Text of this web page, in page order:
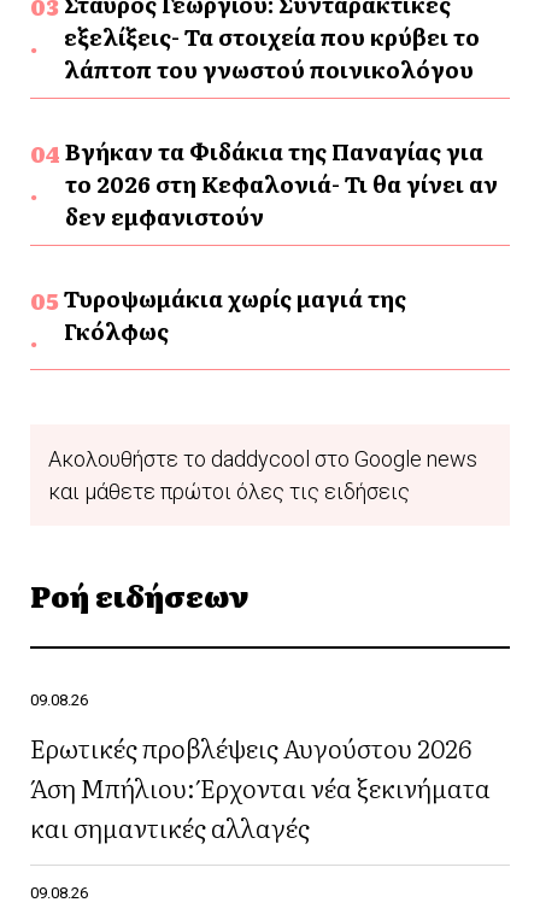
εξελίξεις- Τα στοιχεία που κρύβει το
λάπτοπ του γνωστού ποινικολόγου
Βγήκαν τα Φιδάκια της Παναγίας για
το 2026 στη Κεφαλονιά- Τι θα γίνει αν
δεν εμφανιστούν
Τυροψωμάκια χωρίς μαγιά της
Γκόλφως
Ακολουθήστε το daddycool στο Google news
και μάθετε πρώτοι όλες τις ειδήσεις
Ροή ειδήσεων
09.08.26
Ερωτικές προβλέψεις Αυγούστου 2026
Άση Μπήλιου: Έρχονται νέα ξεκινήματα
και σημαντικές αλλαγές
09.08.26